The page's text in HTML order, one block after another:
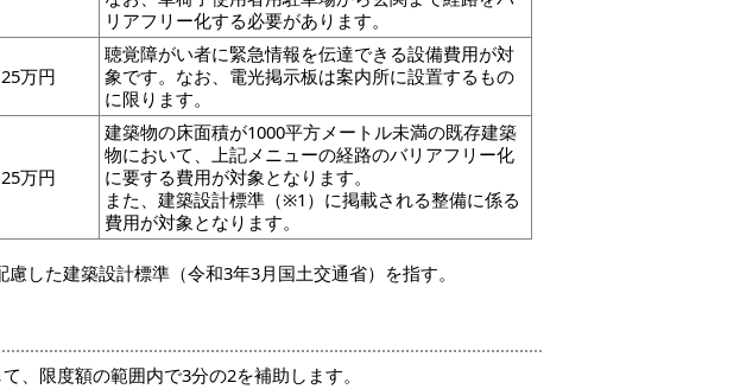
リアフリー化する必要があります。
25万円
聴覚障がい者に緊急情報を伝達できる設備費用が対
象です。なお、電光掲示板は案内所に設置するもの
に限ります。
25万円
建築物の床面積が1000平方メートル未満の既存建築
物において、上記メニューの経路のバリアフリー化
に要する費用が対象となります。
また、建築設計標準（※1）に掲載される整備に係る
費用が対象となります。
した建築設計標準（令和3年3月国土交通省）を指す。
、限度額の範囲内で3分の2を補助します。